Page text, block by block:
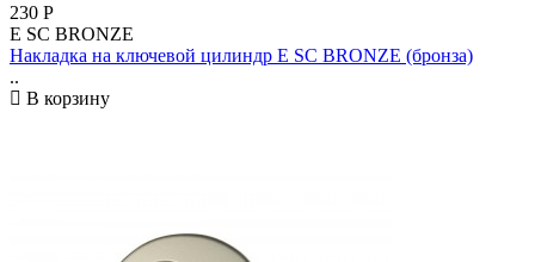
230 Р
E SC BRONZE
Накладка на ключевой цилиндр E SC BRONZE (бронза)
..
В корзину